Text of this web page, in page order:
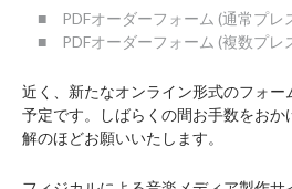
■ PDFオーダーフォーム (通常プレ
■ PDFオーダーフォーム (複数プレ
近く、新たなオンライン形式のフォー
予定です。しばらくの間お手数をお
解のほどお願いいたします。